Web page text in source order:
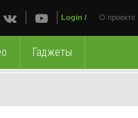
О проекте
Login /
Гаджеты